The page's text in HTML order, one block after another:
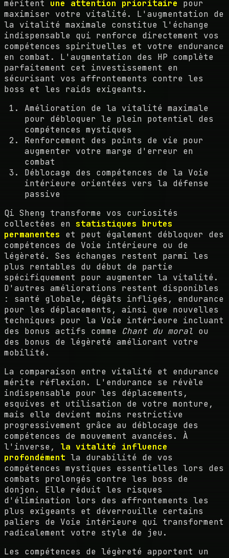
méritent une attention prioritaire pour
maximiser votre vitalité. L'augmentation de
la vitalité maximale constitue l'échange
indispensable qui renforce directement vos
compétences spirituelles et votre endurance
en combat. L'augmentation des HP complète
parfaitement cet investissement en
sécurisant vos affrontements contre les
boss et les raids exigeants.
Amélioration de la vitalité maximale
pour débloquer le plein potentiel des
compétences mystiques
Renforcement des points de vie pour
augmenter votre marge d'erreur en
combat
Déblocage des compétences de la Voie
intérieure orientées vers la défense
passive
Qi Sheng transforme vos curiosités
collectées en statistiques brutes
permanentes et peut également débloquer des
compétences de Voie intérieure ou de
légèreté. Ses échanges restent parmi les
plus rentables du début de partie
spécifiquement pour augmenter la vitalité.
D'autres améliorations restent disponibles
: santé globale, dégâts infligés, endurance
pour les déplacements, ainsi que nouvelles
techniques pour la Voie intérieure incluant
des bonus actifs comme Chant du moral ou
des bonus de légèreté améliorant votre
mobilité.
La comparaison entre vitalité et endurance
mérite réflexion. L'endurance se révèle
indispensable pour les déplacements,
esquives et utilisation de votre monture,
mais elle devient moins restrictive
progressivement grâce au déblocage des
compétences de mouvement avancées. À
l'inverse, la vitalité influence
profondément la durabilité de vos
compétences mystiques essentielles lors des
combats prolongés contre les boss de
donjon. Elle réduit les risques
d'élimination lors des affrontements les
plus exigeants et déverrouille certains
paliers de Voie intérieure qui transforment
radicalement votre style de jeu.
Les compétences de légèreté apportent un